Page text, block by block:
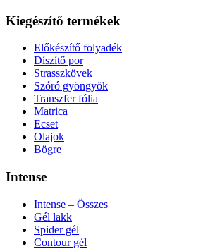
Kiegészítő termékek
Előkészítő folyadék
Díszítő por
Strasszkövek
Szóró gyöngyök
Transzfer fólia
Matrica
Ecset
Olajok
Bögre
Intense
Intense – Összes
Gél lakk
Spider gél
Contour gél